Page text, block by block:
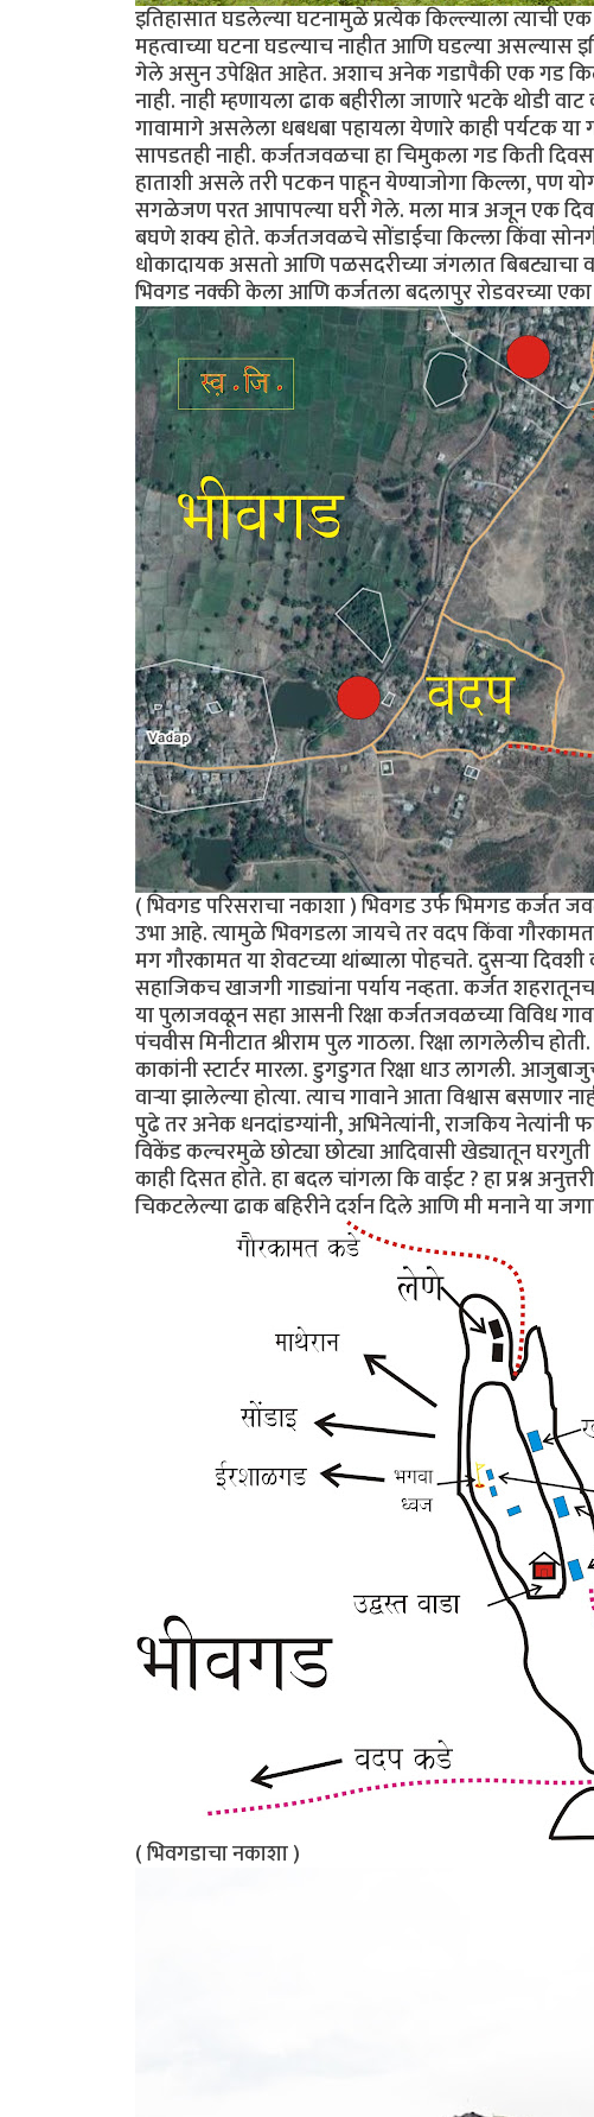
इतिहासात घडलेल्या घटनामुळे प्रत्येक किल्ल्याला
महत्वाच्या घटना घडल्याच नाहीत आणि घडल्या असल्यास
गेले असुन उपेक्षित आहेत. अशाच अनेक गडापैकी एक गड
नाही. नाही म्हणायला ढाक बहीरीला जाणारे भटके थोडी
गावामागे असलेला धबधबा पहायला येणारे काही पर्यटक या
सापडतही नाही. कर्जतजवळचा हा चिमुकला गड किती
हाताशी असले तरी पटकन पाहून येण्याजोगा किल्ला, पण
सगळेजण परत आपापल्या घरी गेले. मला मात्र अजून एक दिवस
बघणे शक्य होते. कर्जतजवळचे सोंडाईचा किल्ला किंवा
धोकादायक असतो आणि पळसदरीच्या जंगलात बिबट्याचा
भिवगड नक्की केला आणि कर्जतला बदलापुर रोडवरच्या
( भिवगड परिसराचा नकाशा ) भिवगड उर्फ भिमगड कर्जत
उभा आहे. त्यामुळे भिवगडला जायचे तर वदप किंवा
मग गौरकामत या शेवटच्या थांब्याला पोहचते. दुसर्‍या
सहाजिकच खाजगी गाड्यांना पर्याय नव्हता. कर्जत
या पुलाजवळून सहा आसनी रिक्षा कर्जतजवळच्या विविध
पंचवीस मिनीटात श्रीराम पुल गाठला. रिक्षा लागलेलीच
काकांनी स्टार्टर मारला. डुगडुगत रिक्षा धाउ लागली.
वार्‍या झालेल्या होत्या. त्याच गावाने आता विश्वास बसणार
पुढे तर अनेक धनदांडग्यांनी, अभिनेत्यांनी, राजकिय नेत्यांनी
विकेंड कल्चरमुळे छोट्या छोट्या आदिवासी खेड्यातून घरगुती
काही दिसत होते. हा बदल चांगला कि वाईट ? हा प्रश्न
चिकटलेल्या ढाक बहिरीने दर्शन दिले आणि मी मनाने या
( भिवगडाचा नकाशा )